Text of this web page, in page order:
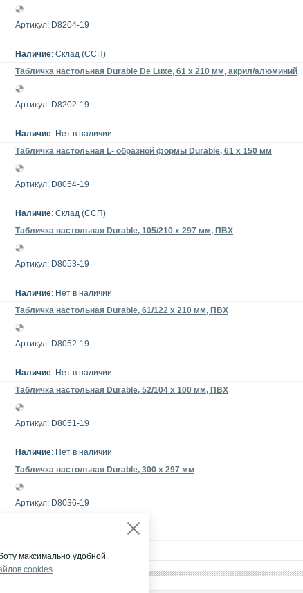
Артикул: D8204-19
Наличие: Склад (ССП)
Табличка настольная Durable De Luxe, 61 x 210 мм, акрил/алюминий
Артикул: D8202-19
Наличие: Нет в наличии
Табличка настольная L- образной формы Durable, 61 x 150 мм
Артикул: D8054-19
Наличие: Склад (ССП)
Табличка настольная Durable, 105/210 x 297 мм, ПВХ
Артикул: D8053-19
Наличие: Нет в наличии
Табличка настольная Durable, 61/122 x 210 мм, ПВХ
Артикул: D8052-19
Наличие: Нет в наличии
Табличка настольная Durable, 52/104 x 100 мм, ПВХ
Артикул: D8051-19
Наличие: Нет в наличии
Табличка настольная Durable, 300 х 297 мм
Артикул: D8036-19
максимально удобной.
cookies.